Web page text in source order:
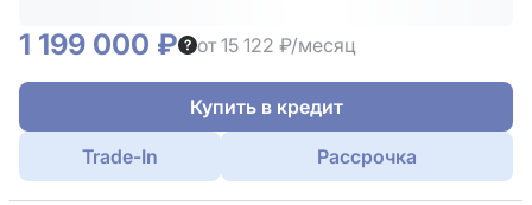
1 199 000 ₽ от 15 122 ₽/месяц
Купить в кредит
Trade-In Рассрочка